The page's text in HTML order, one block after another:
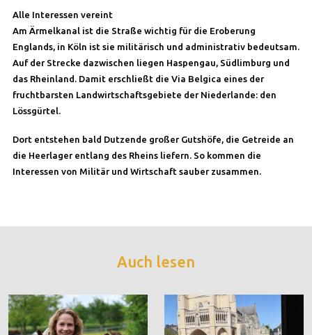
Alle Interessen vereint
Am Ärmelkanal ist die Straße wichtig für die Eroberung
Englands, in Köln ist sie militärisch und administrativ bedeutsam.
Auf der Strecke dazwischen liegen Haspengau, Südlimburg und
das Rheinland. Damit erschließt die Via Belgica eines der
fruchtbarsten Landwirtschaftsgebiete der Niederlande: den
Lössgürtel.
Dort entstehen bald Dutzende großer Gutshöfe, die Getreide an
die Heerlager entlang des Rheins liefern. So kommen die
Interessen von Militär und Wirtschaft sauber zusammen.
Auch lesen